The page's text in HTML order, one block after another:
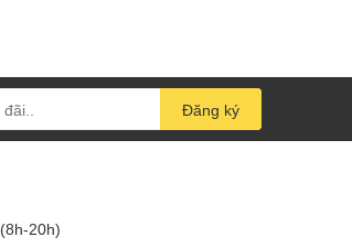
Đăng ký
(8h-20h)